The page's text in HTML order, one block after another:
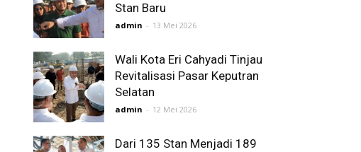
Stan Baru
admin - 13 Mei 2026
Wali Kota Eri Cahyadi Tinjau
Revitalisasi Pasar Keputran
Selatan
admin - 12 Mei 2026
Dari 135 Stan Menjadi 189